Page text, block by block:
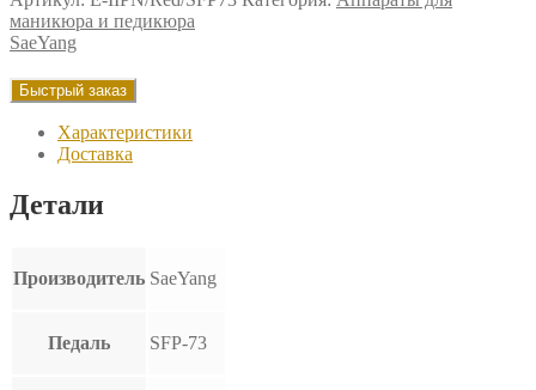
управления
Marathon
Escort
II
PRO
красный,
SFP-
(Корея)
SaeYang
маникюра и педикюра
SaeYang
Быстрый заказ
Характеристики
Доставка
Детали
Производитель SaeYang
Педаль SFP-73